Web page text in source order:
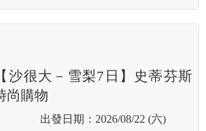
沙很大－雪梨7日】史蒂芬斯
尚購物
2026/08/22 (六)